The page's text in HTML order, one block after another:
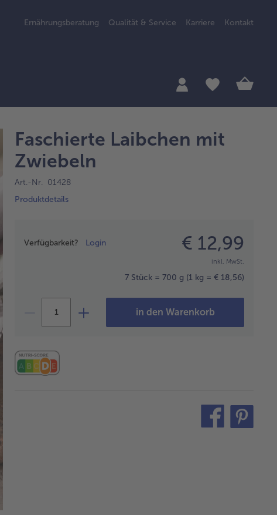
Ernährungsberatung Qualität & Service Karriere Kontakt
Faschierte Laibchen mit
Zwiebeln
Art.-Nr. 01428
Produktdetails
Verfügbarkeit? Login € 12,99
inkl. MwSt.
7 Stück = 700 g (1 kg = € 18,56)
in den Warenkorb
teilen